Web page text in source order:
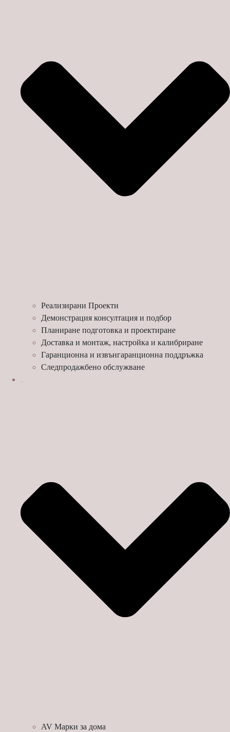
Реализирани Проекти
Демонстрация консултация и подбор
Планиране подготовка и проектиране
Доставка и монтаж, настройка и калибриране
Гаранционна и извънгаранционна поддръжка
Следпродажбено обслужване
AV Марки за дома